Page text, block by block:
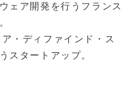
ェア開発を行うフランス
・ディファインド・ス
スタートアップ。